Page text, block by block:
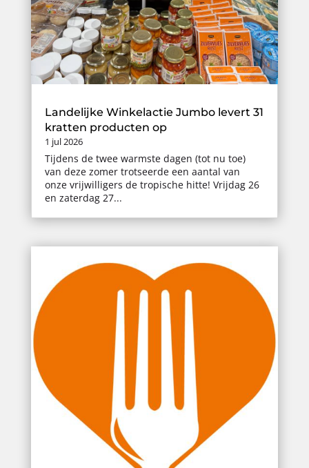
Landelijke Winkelactie Jumbo levert 31
kratten producten op
1 jul 2026
Tijdens de twee warmste dagen (tot nu toe)
van deze zomer trotseerde een aantal van
onze vrijwilligers de tropische hitte! Vrijdag 26
en zaterdag 27...